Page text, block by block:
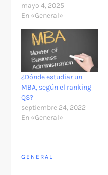
mayo 4, 2025
En «General»
¿Dónde estudiar un
MBA, según el ranking
QS?
septiembre 24, 2022
En «General»
GENERAL